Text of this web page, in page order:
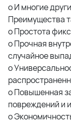
o И многие
Преимущества
o Простота
o Прочная
случайное
o
o Повышенная
повреждений и
o